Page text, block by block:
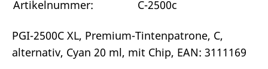
Artikelnummer:
C-2500c
PGI-2500C XL, Premium-Tintenpatrone, C,
alternativ, Cyan 20 ml, mit Chip, EAN: 3111169